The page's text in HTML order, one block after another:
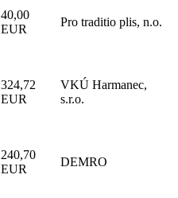
40,00
EUR
Pro traditio plis, n.o.
324,72
EUR
VKÚ Harmanec,
s.r.o.
240,70
EUR
DEMRO